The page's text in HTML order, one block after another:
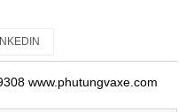
www.phutungvaxe.com